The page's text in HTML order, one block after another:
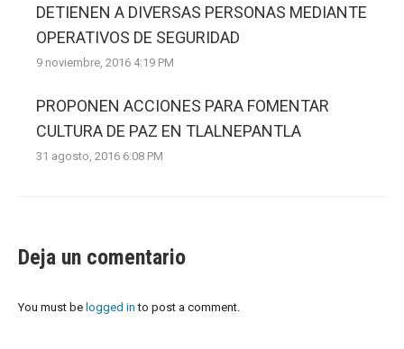
DETIENEN A DIVERSAS PERSONAS MEDIANTE
OPERATIVOS DE SEGURIDAD
9 noviembre, 2016 4:19 PM
PROPONEN ACCIONES PARA FOMENTAR
CULTURA DE PAZ EN TLALNEPANTLA
31 agosto, 2016 6:08 PM
Deja un comentario
You must be logged in to post a comment.